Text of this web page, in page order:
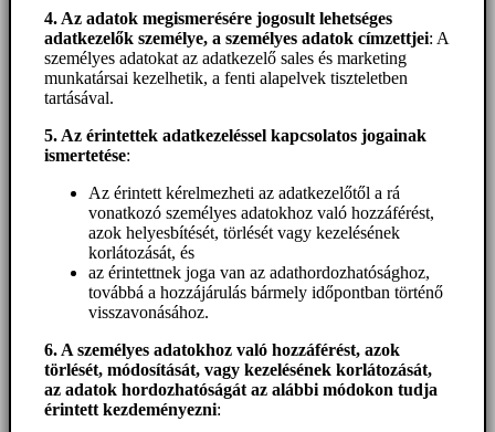
4. Az adatok megismerésére jogosult lehetséges
adatkezelők személye, a személyes adatok címzettjei: A
személyes adatokat az adatkezelő sales és marketing
munkatársai kezelhetik, a fenti alapelvek tiszteletben
tartásával.
5. Az érintettek adatkezeléssel kapcsolatos jogainak
ismertetése:
Az érintett kérelmezheti az adatkezelőtől a rá
vonatkozó személyes adatokhoz való hozzáférést,
azok helyesbítését, törlését vagy kezelésének
korlátozását, és
az érintettnek joga van az adathordozhatósághoz,
továbbá a hozzájárulás bármely időpontban történő
visszavonásához.
6. A személyes adatokhoz való hozzáférést, azok
törlését, módosítását, vagy kezelésének korlátozását,
az adatok hordozhatóságát az alábbi módokon tudja
érintett kezdeményezni: